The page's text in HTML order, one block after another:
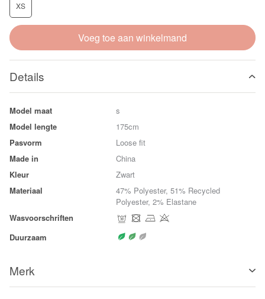
XS
Voeg toe aan winkelmand
Details
Model maat
s
Model lengte
175cm
Pasvorm
Loose fit
Made in
China
Kleur
Zwart
Materiaal
47% Polyester, 51% Recycled
Polyester, 2% Elastane
Wasvoorschriften
Duurzaam
Merk